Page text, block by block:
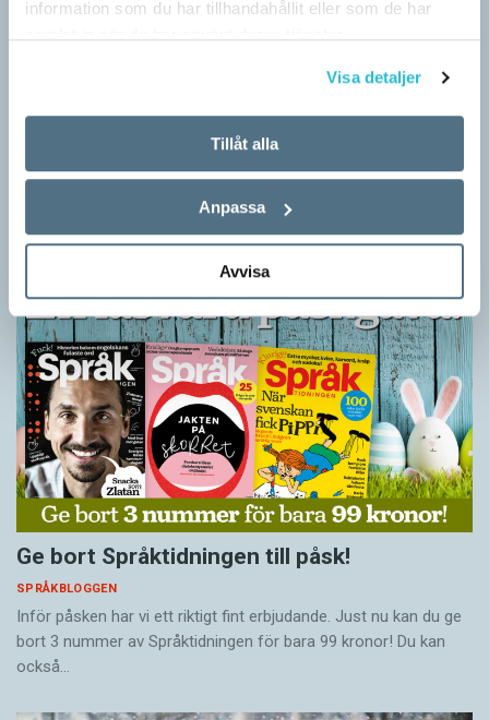
information som du har tillhandahållit eller som de har
Visa detaljer
Tillåt alla
Anpassa
Avvisa
Barn lär sig komplexa satser tidigt
Små barn, som ännu inte kan tala, kan redan ha snappat upp
flerordiga fraser. Detta kan också vara skillnaden mellan hur
barn och vuxna tillägnar…
Ge bort Språktidningen till påsk!
SPRÅKBLOGGEN
Inför påsken har vi ett riktigt fint erbjudande. Just nu kan du ge
bort 3 nummer av Språktidningen för bara 99 kronor! Du kan
också…